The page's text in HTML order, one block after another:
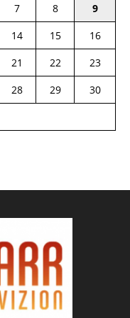
7 8
9
14 15
16
21 22
23
28 29
30